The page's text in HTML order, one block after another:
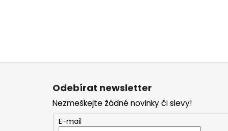
Z
Odebírat newsletter
Nezmeškejte žádné novinky či slevy!
E-mail